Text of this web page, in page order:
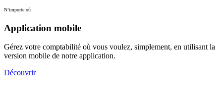
N’importe où
Application mobile
Gérez votre comptabilité où vous voulez, simplement, en utilisant la
version mobile de notre application.
Découvrir